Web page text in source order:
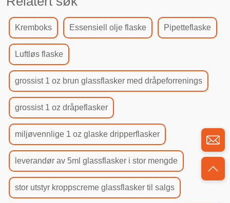
Kremboks Essensiell olje flaske Pipetteflaske
Luftløs flaske
grossist 1 oz brun glassflasker med dråpeforrenings
grossist 1 oz dråpeflasker
miljøvennlige 1 oz glaske dripperflasker
leverandør av 5ml glassflasker i stor mengde
stor utstyr kroppscreme glassflasker til salgs